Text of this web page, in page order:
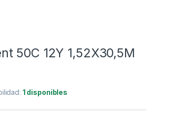
50C 12Y 1,52X30,5M
1 disponibles